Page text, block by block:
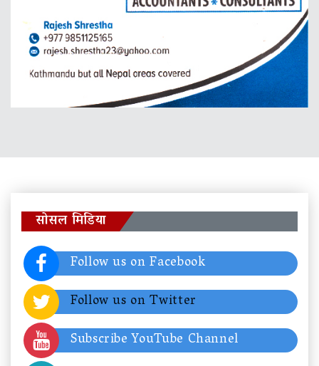
सोसल मिडिया
Follow us on Facebook
Follow us on Twitter
Subscribe YouTube Channel